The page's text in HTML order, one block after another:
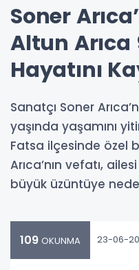
Soner
Altun Arıca
Hayatını
Sanatçı Soner
yaşında yaşamını
Fatsa ilçesinde özel
Arıca’nın vefatı,
büyük üzüntüye
109 OKUNMA 23-06-